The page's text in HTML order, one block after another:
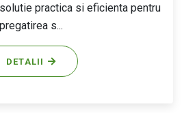
practica si eficienta pentru
pregatirea s...
DETALII